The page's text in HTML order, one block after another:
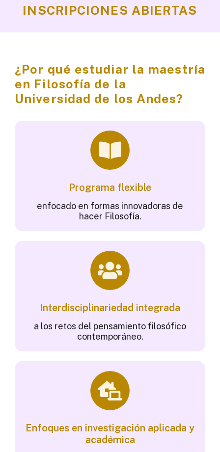
INSCRIPCIONES ABIERTAS
¿Por qué estudiar la maestría
en Filosofía de la
Universidad de los Andes?
Programa flexible
enfocado en formas innovadoras de
hacer Filosofía.
Interdisciplinariedad integrada
a los retos del pensamiento filosófico
contemporáneo.
Enfoques en investigación aplicada y
académica